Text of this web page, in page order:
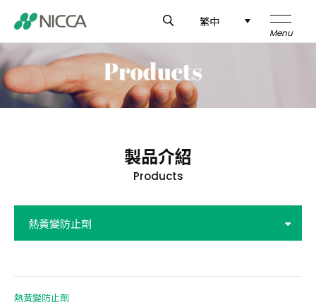
繁中
製品介紹
Products
熱黃變防止劑
熱黃變防止劑
企業介紹
應用領域
新聞中心